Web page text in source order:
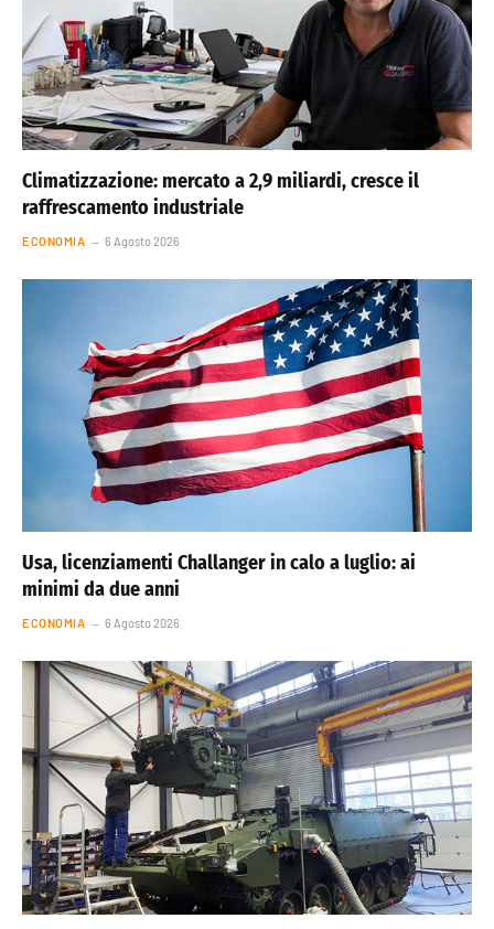
Climatizzazione: mercato a 2,9 miliardi, cresce il
raffrescamento industriale
ECONOMIA 6 Agosto 2026
Usa, licenziamenti Challanger in calo a luglio: ai
minimi da due anni
ECONOMIA 6 Agosto 2026